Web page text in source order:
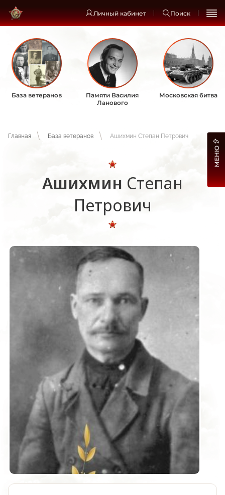
Личный кабинет Поиск
База ветеранов
Памяти Василия
Ланового
Московская битва
Главная База ветеранов Ашихмин Степан Петрович
Ашихмин Степан
Петрович
МЕНЮ